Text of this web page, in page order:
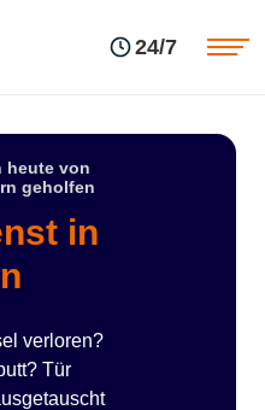
24/7
heute von
geholfen
in
verloren?
Tür